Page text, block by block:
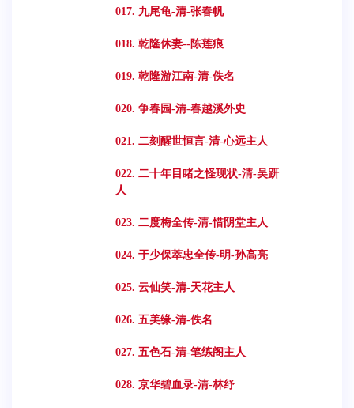
017. 九尾龟-清-张春帆
018. 乾隆休妻--陈莲痕
019. 乾隆游江南-清-佚名
020. 争春园-清-春越溪外史
021. 二刻醒世恒言-清-心远主人
022. 二十年目睹之怪现状-清-吴趼
人
023. 二度梅全传-清-惜阴堂主人
024. 于少保萃忠全传-明-孙高亮
025. 云仙笑-清-天花主人
026. 五美缘-清-佚名
027. 五色石-清-笔练阁主人
028. 京华碧血录-清-林纾